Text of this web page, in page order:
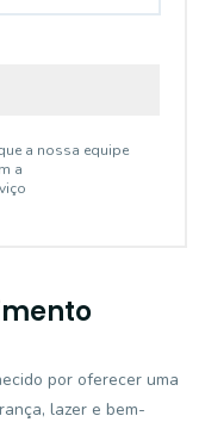
a nossa equipe
a
por oferecer uma
lazer e bem-